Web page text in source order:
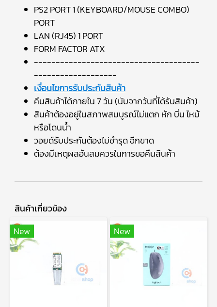
PS2 PORT 1 (KEYBOARD/MOUSE COMBO)
PORT
LAN (RJ45) 1 PORT
FORM FACTOR ATX
--------------------------------------
-------------------
เงื่อนไขการรับประกันสินค้า
คืนสินค้าได้ภายใน 7 วัน (นับจากวันที่ได้รับสินค้า)
สินค้าต้องอยู่ในสภาพสมบูรณ์ไม่แตก หัก บิ่น ไหม้
หรือโดนน้ำ
วอยด์รับประกันต้องไม่ชำรุด ฉีกขาด
ต้องมีเหตุผลอันสมควรในการขอคืนสินค้า
สินค้าเกี่ยวข้อง
New
New